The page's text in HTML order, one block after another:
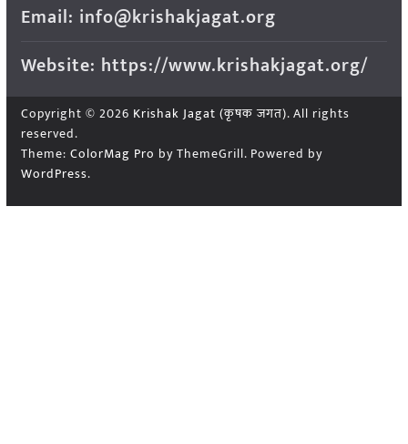
Email: info@krishakjagat.org
Website: https://www.krishakjagat.org/
Copyright © 2026 Krishak Jagat (कृषक जगत). All rights
reserved.
Theme: ColorMag Pro by ThemeGrill. Powered by
WordPress.